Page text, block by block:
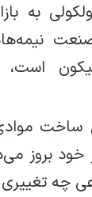
به
ساخت
خود بروز
چه تغییری